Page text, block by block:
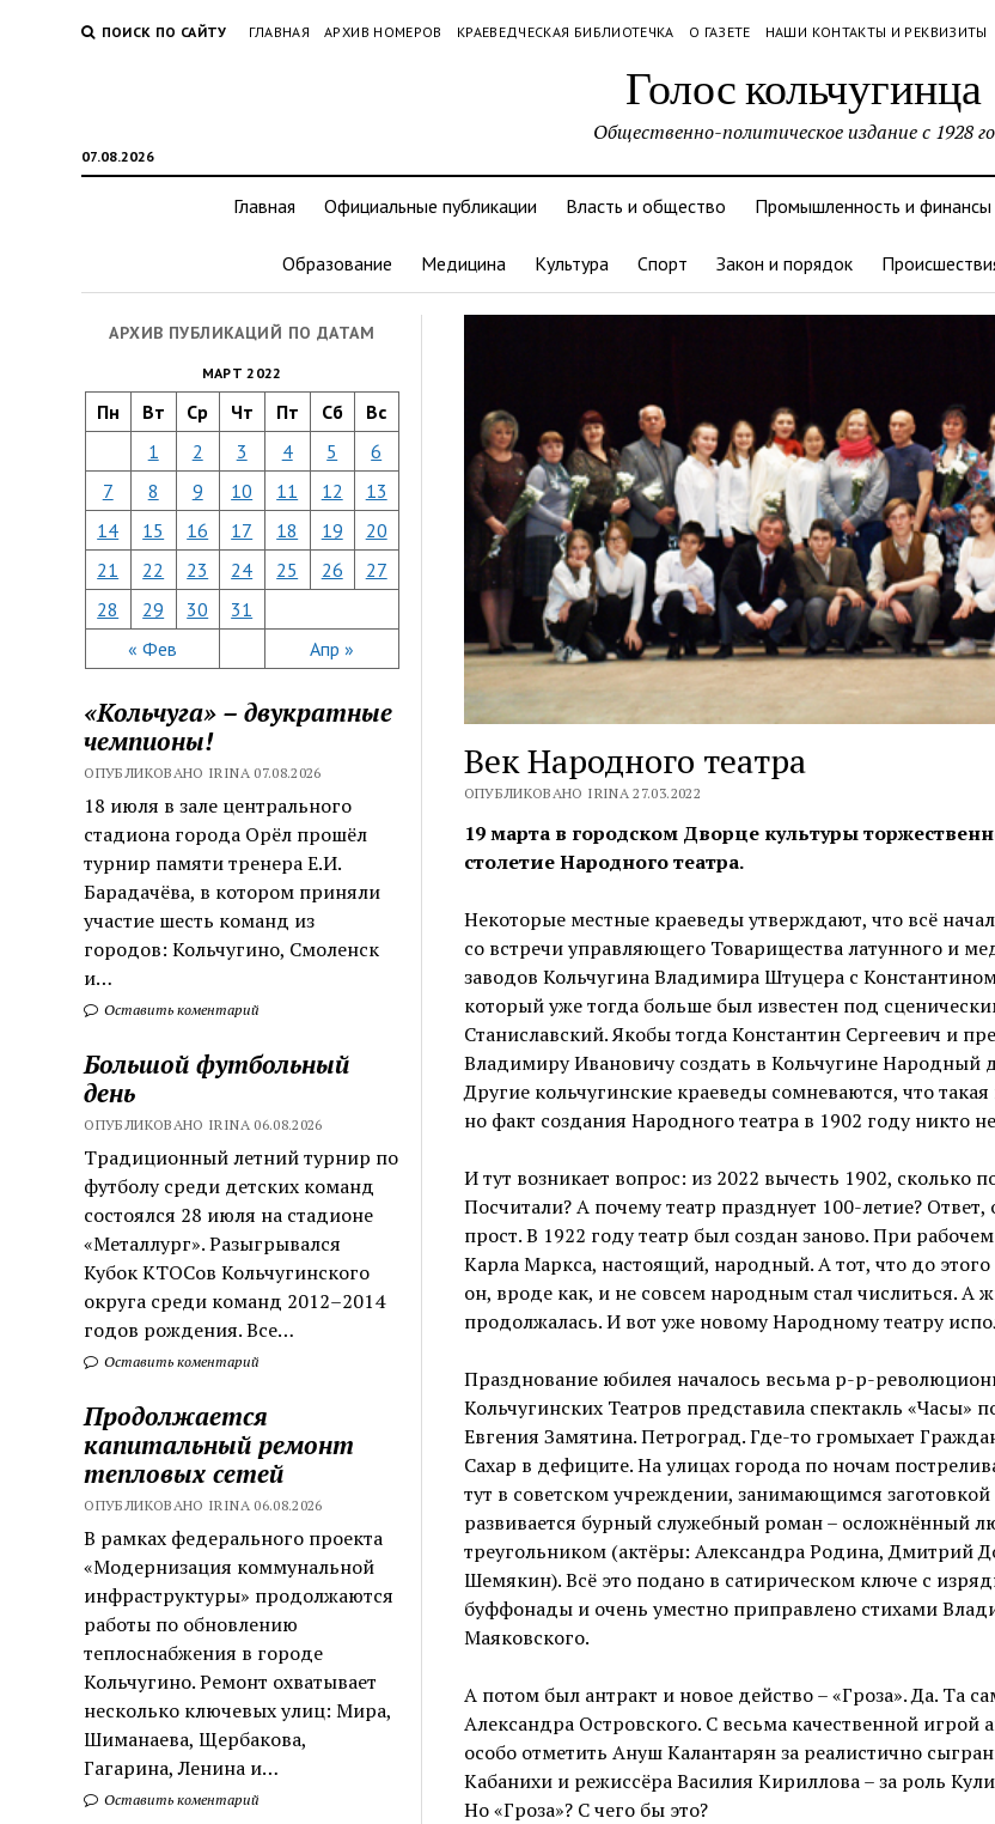
ПОИСК ПО САЙТУ ГЛАВНАЯ АРХИВ НОМЕРОВ КРАЕВЕДЧЕСКАЯ БИБЛИОТЕЧКА О ГАЗЕТЕ НАШИ КОНТАКТЫ И РЕКВИЗИТЫ
Голос кольчугинца
07.08.2026
Общественно-политическое издание с 1928
Главная Официальные публикации Власть и общество Промышленность и финансы
Образование Медицина Культура Спорт Закон и порядок
АРХИВ ПУБЛИКАЦИЙ ПО ДАТАМ
МАРТ 2022
Пн Вт Ср Чт Пт Сб Вс
« Фев Апр »
1 2 3 4 5
6
7
8 9 10 11 12
13
14
15 16 17 18 19
20
21
22 23 24 25 26
27
28
29 30 31
«Кольчуга» – двукратные
чемпионы!
ОПУБЛИКОВАНО IRINA 07.08.2026
18 июля в зале центрального
стадиона города Орёл прошёл
турнир памяти тренера Е.И.
Барадачёва, в котором приняли
участие шесть команд из
городов: Кольчугино, Смоленск
и…
Оставить коментарий
Большой футбольный
день
ОПУБЛИКОВАНО IRINA 06.08.2026
Традиционный летний турнир по
футболу среди детских команд
состоялся 28 июля на стадионе
«Металлург». Разыгрывался
Кубок КТОСов Кольчугинского
округа среди команд 2012–2014
годов рождения. Все…
Оставить коментарий
Продолжается
капитальный ремонт
тепловых сетей
ОПУБЛИКОВАНО IRINA 06.08.2026
В рамках федерального проекта
«Модернизация коммунальной
инфраструктуры» продолжаются
работы по обновлению
теплоснабжения в городе
Кольчугино. Ремонт охватывает
несколько ключевых улиц: Мира,
Шиманаева, Щербакова,
Гагарина, Ленина и…
Оставить коментарий
Век Народного театра
ОПУБЛИКОВАНО IRINA 27.03.2022
19 марта в городском Дворце культуры
столетие Народного театра.
Некоторые местные краеведы утверждают, что всё
со встречи управляющего Товарищества латунного и
заводов Кольчугина Владимира Штуцера с
который уже тогда больше был известен под
Станиславский. Якобы тогда Константин Сергеевич и
Владимиру Ивановичу создать в Кольчугине Народный
Другие кольчугинские краеведы сомневаются, что такая
но факт создания Народного театра в 1902 году никто
И тут возникает вопрос: из 2022 вычесть 1902, сколько
Посчитали? А почему театр празднует 100-летие? Ответ,
прост. В 1922 году театр был создан заново. При
Карла Маркса, настоящий, народный. А тот, что до
он, вроде как, и не совсем народным стал числиться. А
продолжалась. И вот уже новому Народному театру
Празднование юбилея началось весьма р-р-
Кольчугинских Театров представила спектакль «Часы»
Евгения Замятина. Петроград. Где-то громыхает
Сахар в дефиците. На улицах города по ночам
тут в советском учреждении, занимающимся
развивается бурный служебный роман – осложнённый
треугольником (актёры: Александра Родина, Дмитрий
Шемякин). Всё это подано в сатирическом ключе с
буффонады и очень уместно приправлено стихами
Маяковского.
А потом был антракт и новое действо – «Гроза». Да. Та
Александра Островского. С весьма качественной игрой
особо отметить Ануш Калантарян за реалистично
Кабанихи и режиссёра Василия Кириллова – за роль
Но «Гроза»? С чего бы это?